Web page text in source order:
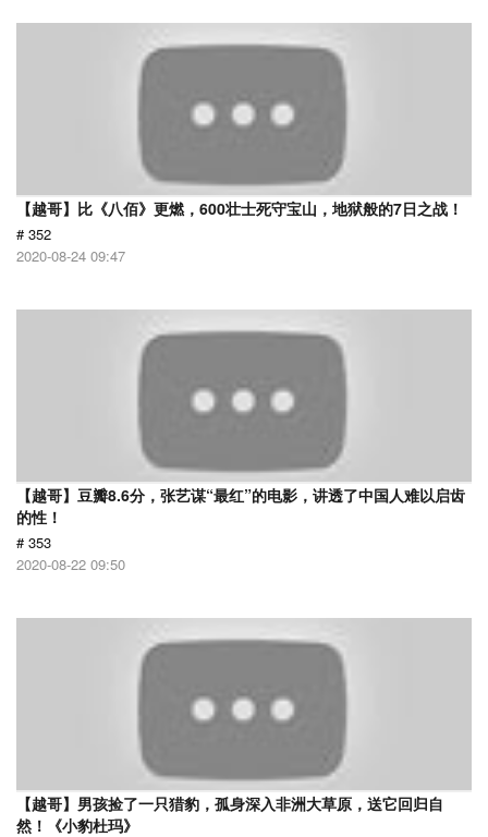
【越哥】比《八佰》更燃，600壮士死守宝山，地狱般的7日之战！
# 352
2020-08-24 09:47
【越哥】豆瓣8.6分，张艺谋“最红”的电影，讲透了中国人难以启齿
的性！
# 353
2020-08-22 09:50
【越哥】男孩捡了一只猎豹，孤身深入非洲大草原，送它回归自
然！《小豹杜玛》